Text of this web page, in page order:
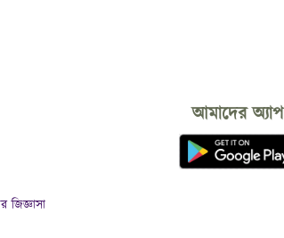
আমাদের অ্যাপ
জিজ্ঞাসা